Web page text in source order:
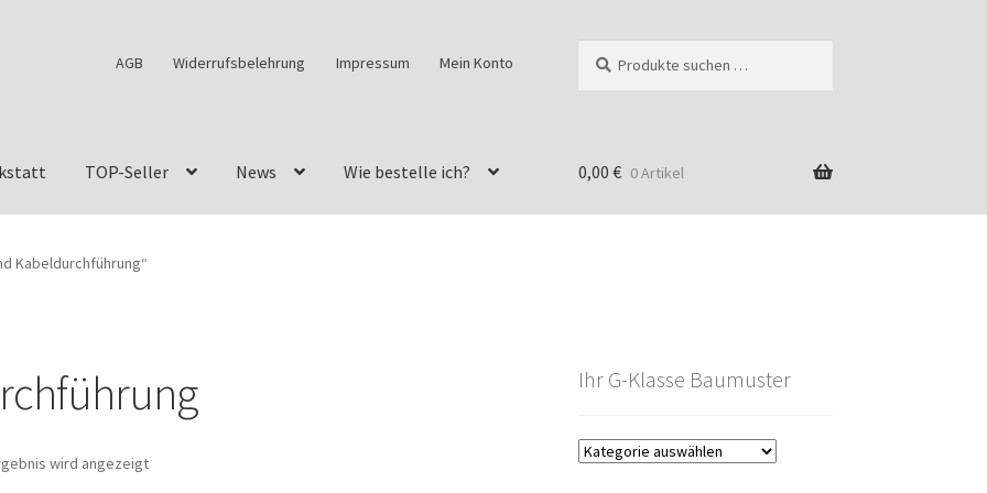
AGB Widerrufsbelehrung Impressum Mein Konto
nach:
TOP-Seller News Wie bestelle ich?
Felge ist für mein G-Modell 2018 verfügbar
Restore – Tune – Drive
0,00 € 0 Artikel
Kabeldurchführung“
wird angezeigt
Ihr G-Klasse Baumuster